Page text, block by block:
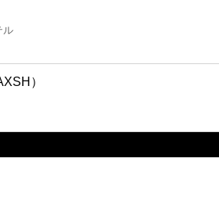
ル
）